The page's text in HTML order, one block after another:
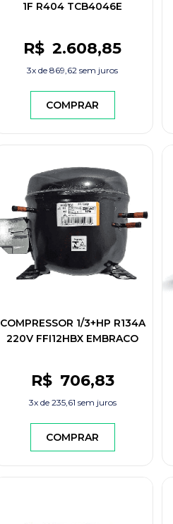
1F R404 TCB4046E
R$ 2.608,85
3x de 869,62 sem juros
COMPRAR
COMPRESSOR 1/3+HP R134A
220V FFI12HBX EMBRACO
R$ 706,83
3x de 235,61 sem juros
COMPRAR